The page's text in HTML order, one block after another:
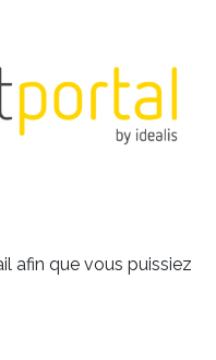
afin que vous puissiez